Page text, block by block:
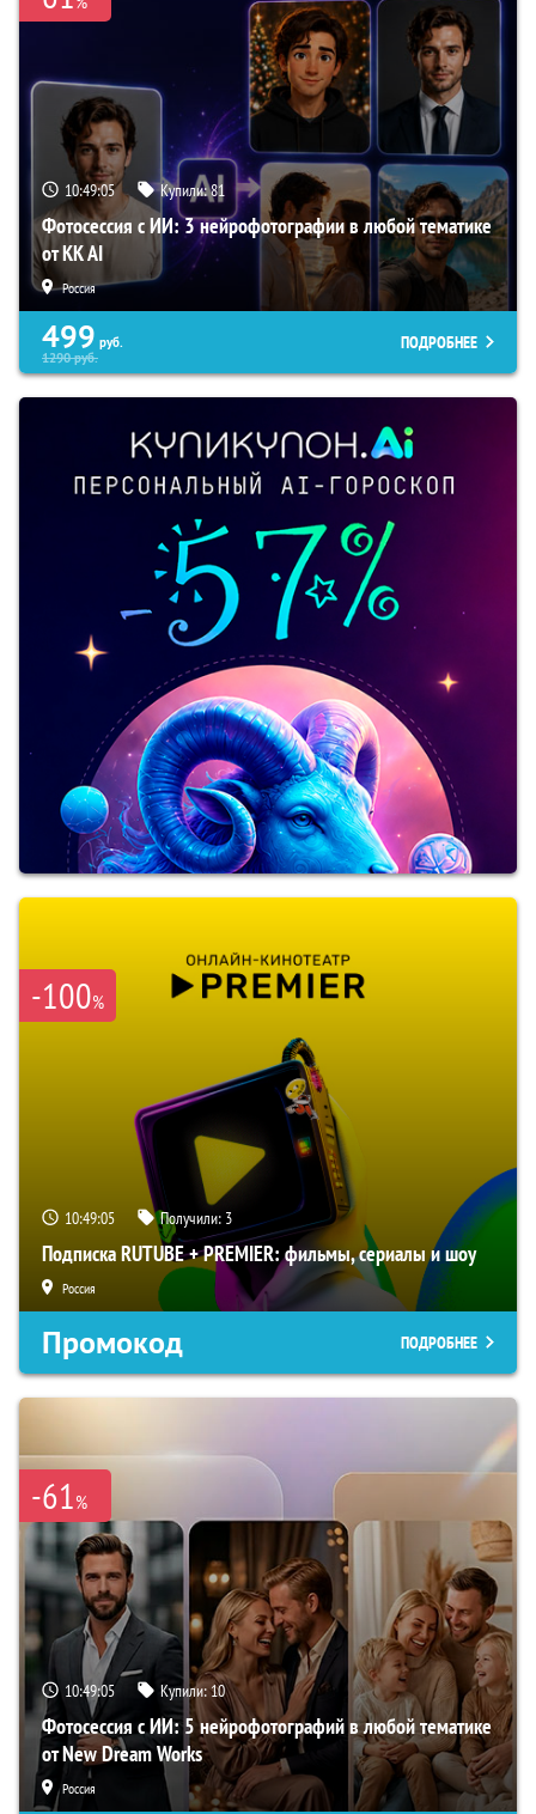
10:49:04 Купили:81
Фотосессия с ИИ: 3 нейрофотографии в любой тематике
от KK AI
Россия
499 руб.
1290руб.
ПОДРОБНЕЕ
-100%
10:49:04 Получили: 3
Подписка RUTUBE + PREMIER: фильмы, сериалы и шоу
Россия
Промокод ПОДРОБНЕЕ
-61%
10:49:04 Купили:10
Фотосессия с ИИ: 5 нейрофотографий в любой тематике
от New Dream Works
Россия